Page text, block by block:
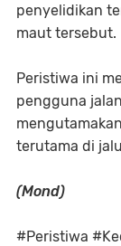
penyelidikan
maut tersebut.
Peristiwa ini
pengguna
terutama di
(Mond)
#Peristiwa